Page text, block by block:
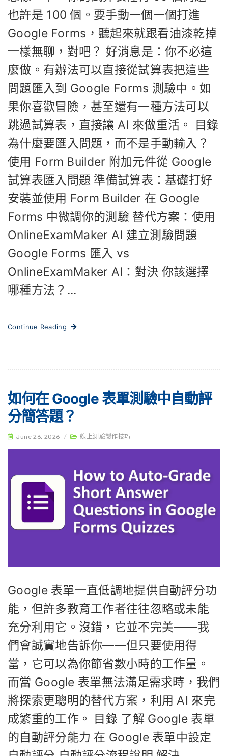
也許是 100 個。要手動一個一個打進
Google Forms，聽起來就跟看油漆乾掉
一樣無聊，對吧？ 好消息是：你不必這
麼做。有辦法可以直接從試算表把這些
問題匯入到 Google Forms 測驗中。如
果你喜歡冒險，甚至還有一種方法可以
跳過試算表，直接讓 AI 來做重活。 目錄
為什麼要匯入問題，而不是手動輸入？
使用 Form Builder 附加元件從 Google
試算表匯入問題 準備試算表：基礎打好
安裝並使用 Form Builder 在 Google
Forms 中微調你的測驗 替代方案：使用
OnlineExamMaker AI 建立測驗問題
Google Forms 匯入 vs
OnlineExamMaker AI：對決 你該選擇
哪種方法？...
Continue Reading
如何在 Google 表單測驗中自動評
分簡答題？
June 26, 2026 / 線上測驗製作技巧
Google 表單一直低調地提供自動評分功
能，但許多教育工作者往往忽略或未能
充分利用它。沒錯，它並不完美——我
們會誠實地告訴你——但只要使用得
當，它可以為你節省數小時的工作量。
而當 Google 表單無法滿足需求時，我們
將探索更聰明的替代方案，利用 AI 來完
成繁重的工作。 目錄 了解 Google 表單
的自動評分能力 在 Google 表單中設定